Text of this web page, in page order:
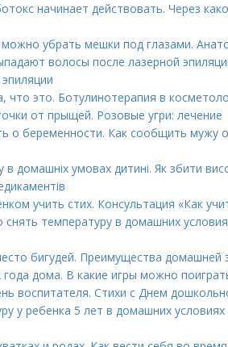
начинает действовать. Через
убрать мешки под глазами.
волосы после лазерной
что это. Ботулинотерапия в
от прыщей. Розовые угри: лечение
о беременности. Как сообщить мужу
в домашніх умовах дитині. Як збити
учить стих. Консультация «Как
снять температуру в домашних
бигудей. Преимущества домашней
дома. В какие игры можно
воспитателя. Стихи с Днем
у ребенка 5 лет в домашних